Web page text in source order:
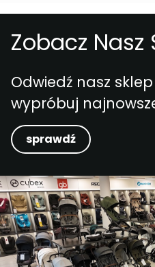
Zobacz Nasz
Odwiedź nasz
wypróbuj
sprawdź